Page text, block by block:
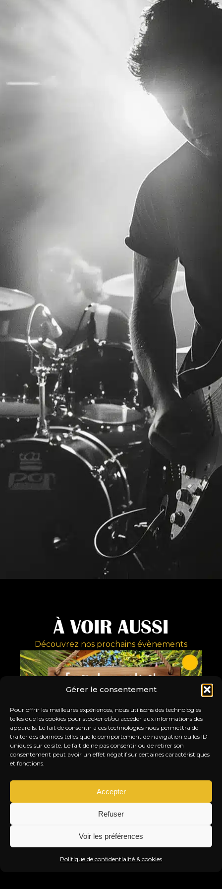
Gérer le consentement
Pour offrir les meilleures expériences, nous utilisons des technologies
telles que les cookies pour stocker et/ou accéder aux informations des
appareils. Le fait de consentir à ces technologies nous permettra de
traiter des données telles que le comportement de navigation ou les ID
uniques sur ce site. Le fait de ne pas consentir ou de retirer son
consentement peut avoir un effet négatif sur certaines caractéristiques
et fonctions.
Accepter
Refuser
Voir les préférences
Politique de confidentialité & cookies
À VOIR AUSSI
Découvrez nos prochains évènements
FERMETURE ESTIVALE
JEU. 27 AOÛT. 2026